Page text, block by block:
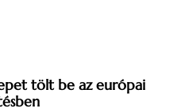
tölt be az európai